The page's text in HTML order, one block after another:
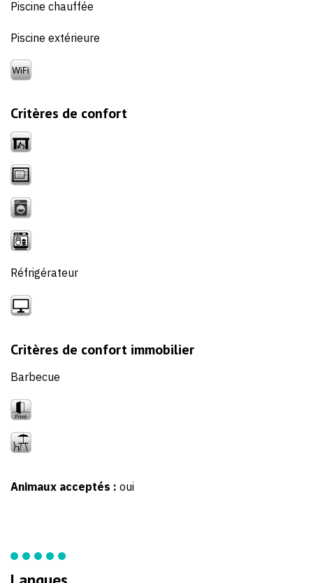
Piscine chauffée
Piscine extérieure
Critères de confort
Réfrigérateur
Critères de confort immobilier
Barbecue
Animaux acceptés : oui